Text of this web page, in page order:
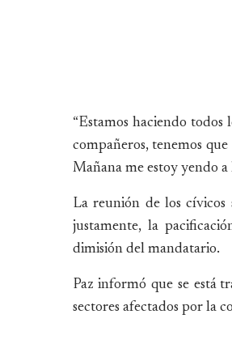
“Estamos haciendo
compañeros, tenemos
Mañana me estoy yendo
La reunión de los cívicos
justamente, la
dimisión del mandatario.
Paz informó que se está
sectores afectados por la